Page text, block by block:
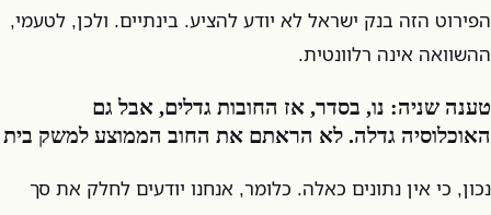
הפירוט הזה בנק ישראל לא יודע להציע. בינתיים. ולכן, לטעמי,
ההשוואה אינה רלוונטית.
טענה שניה: נו, בסדר, אז החובות גדלים, אבל גם
האוכלוסיה גדלה. לא הראתם את החוב הממוצע למשק בית
נכון, כי אין נתונים כאלה. כלומר, אנחנו יודעים לחלק את סך